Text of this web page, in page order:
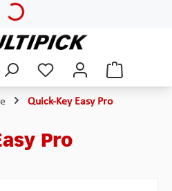
Loading...
Quick-Key Easy Pro
Pro